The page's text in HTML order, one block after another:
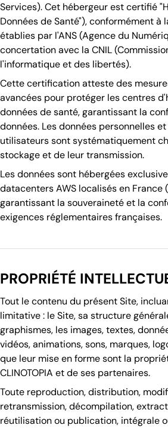
Services). Cet hébergeur est certifié
Données de Santé"), conformément à
établies par l'ANS (Agence du
concertation avec la CNIL
l'informatique et des libertés).
Cette certification atteste des
avancées pour protéger les centres
données de santé, garantissant la
données. Les données personnelles
utilisateurs sont systématiquement
stockage et de leur transmission.
Les données sont hébergées
datacenters AWS localisés en France
garantissant la souveraineté et la
exigences réglementaires françaises.
PROPRIÉTÉ
Tout le contenu du présent Site,
limitative : le Site, sa structure
graphismes, les images, textes,
vidéos, animations, sons, marques,
que leur mise en forme sont la
CLINOTOPIA et de ses partenaires.
Toute reproduction, distribution,
retransmission, décompilation,
réutilisation ou publication, intégrale